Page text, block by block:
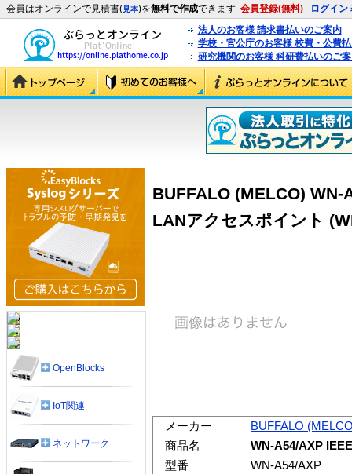
会員はオンラインで見積書(見本)を無料で作成できます 会員登録(無料) ログイン
法人のお客様 請求書払いのご案内
学校・官公庁のお客様 校費・公費
研究機関のお客様 科研費払いのご
BUFFALO (MELCO) WN-
LANアクセスポイント
メーカー
BUFFALO
商品名
WN-A54/AXP
型番
WN-A54/AXP
OpenBlocks
IoT関連
ネットワーク